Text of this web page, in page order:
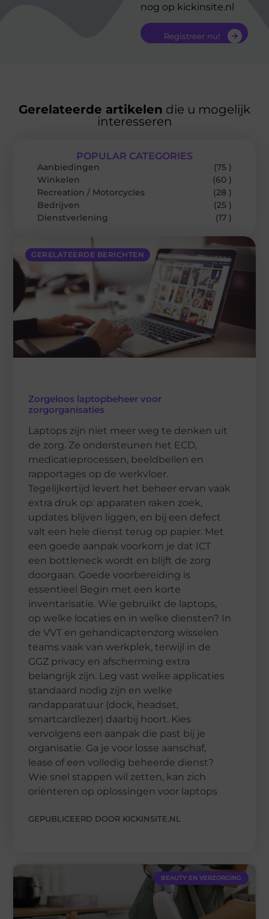
nog op kickinsite.nl
Registreer nu!
Gerelateerde artikelen die u mogelijk
interesseren
GERELATEERDE BERICHTEN
Zorgeloos laptopbeheer voor
zorgorganisaties
Laptops zijn niet meer weg te denken uit
de zorg. Ze ondersteunen het ECD,
medicatieprocessen, beeldbellen en
rapportages op de werkvloer.
Tegelijkertijd levert het beheer ervan vaak
extra druk op: apparaten raken zoek,
updates blijven liggen, en bij een defect
valt een hele dienst terug op papier. Met
een goede aanpak voorkom je dat ICT
een bottleneck wordt en blijft de zorg
doorgaan. Goede voorbereiding is
essentieel Begin met een korte
inventarisatie. Wie gebruikt de laptops,
op welke locaties en in welke diensten? In
de VVT en gehandicaptenzorg wisselen
teams vaak van werkplek, terwijl in de
GGZ privacy en afscherming extra
belangrijk zijn. Leg vast welke applicaties
standaard nodig zijn en welke
randapparatuur (dock, headset,
smartcardlezer) daarbij hoort. Kies
vervolgens een aanpak die past bij je
organisatie. Ga je voor losse aanschaf,
lease of een volledig beheerde dienst?
Wie snel stappen wil zetten, kan zich
oriënteren op oplossingen voor laptops
GEPUBLICEERD DOOR KICKINSITE.NL
POPULAR CATEGORIES
Aanbiedingen
(75 )
Winkelen
(60 )
Recreation / Motorcycles
(28 )
Bedrijven
(25 )
Dienstverlening
(17 )
BEAUTY EN VERZORGING